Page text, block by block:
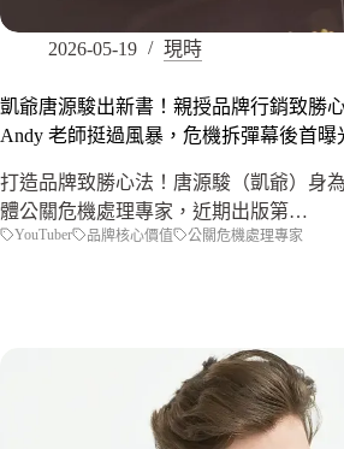
2026-05-19 現時
凱爺唐源駿出新書！親授品牌行銷致勝
Andy 老師挺過風暴，危機拆彈幕後首曝
打造品牌致勝心法！唐源駿（凱爺）身
體公關危機處理專家，近期出版第…
YouTuber 品牌核心價值 公關危機處理專家